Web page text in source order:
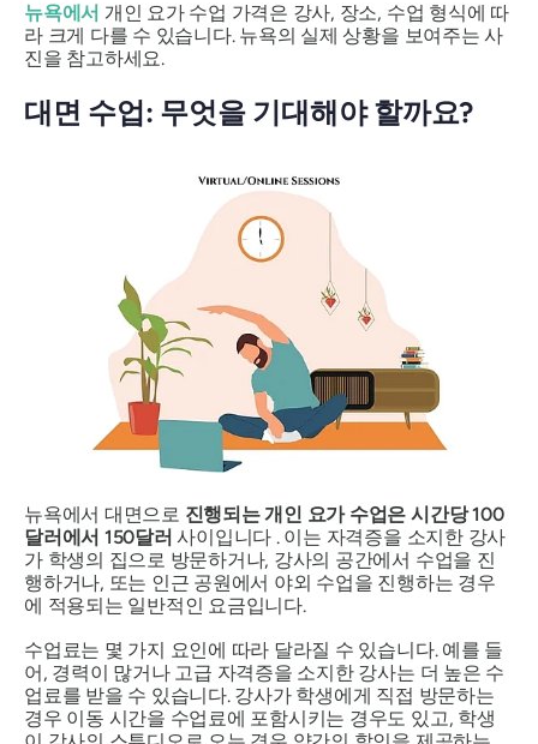
뉴욕에서 개인 요가 수업 가격은 강사, 장소, 수업 형식에 따
라 크게 다를 수 있습니다. 뉴욕의 실제 상황을 보여주는 사
진을 참고하세요.
대면 수업: 무엇을 기대해야 할까요?
뉴욕에서 대면으로 진행되는 개인 요가 수업은시간당 100
달러에서 150달러 사이입니다 . 이는 자격증을 소지한 강사
가 학생의 집으로 방문하거나, 강사의 공간에서 수업을 진
행하거나, 또는 인근 공원에서 야외 수업을 진행하는 경우
에 적용되는 일반적인 요금입니다.
수업료는 몇 가지 요인에 따라 달라질 수 있습니다. 예를 들
어, 경력이 많거나 고급 자격증을 소지한 강사는 더 높은 수
업료를 받을 수 있습니다. 강사가 학생에게 직접 방문하는
경우 이동 시간을 수업료에 포함시키는 경우도 있고, 학생